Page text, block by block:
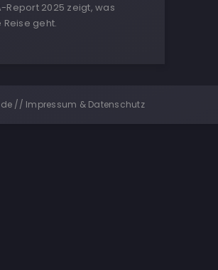
Report 2025 zeigt, was
geht.
// Impressum & Datenschutz